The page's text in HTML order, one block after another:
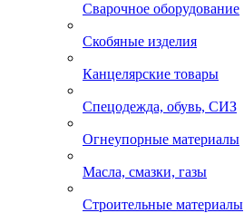
Сварочное оборудование
Скобяные изделия
Канцелярские товары
Спецодежда, обувь, СИЗ
Огнеупорные материалы
Масла, смазки, газы
Строительные материалы